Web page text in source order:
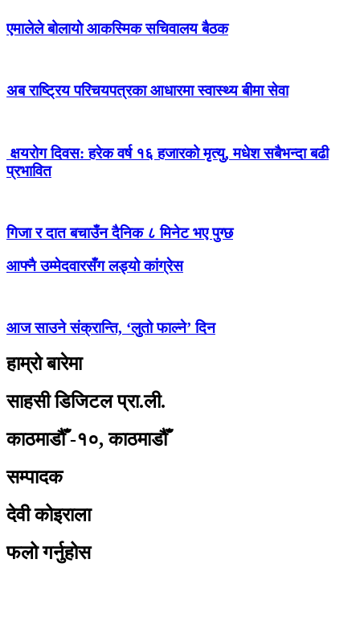
एमालेले बोलायो आकस्मिक सचिवालय बैठक
अब राष्ट्रिय परिचयपत्रका आधारमा स्वास्थ्य बीमा सेवा
क्षयरोग दिवस: हरेक वर्ष १६ हजारको मृत्यु, मधेश सबैभन्दा बढी
प्रभावित
गिजा र दात बचाउँन दैनिक ८ मिनेट भए पुग्छ
आफ्नै उम्मेदवारसँग लड्यो कांग्रेस
आज साउने संक्रान्ति, ‘लुतो फाल्ने’ दिन
हाम्रो बारेमा
साहसी डिजिटल प्रा.ली.
काठमाडौँ -१०, काठमाडौँ
सम्पादक
देवी कोइराला
फलो गर्नुहोस